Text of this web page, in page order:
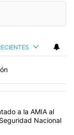
en los
al ideólogo
a la AMIA al
Nacional